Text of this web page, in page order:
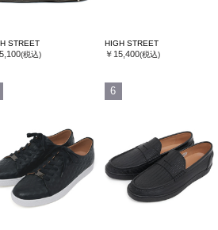
STREET
(税込)
HIGH STREET
￥15,400(税込)
6